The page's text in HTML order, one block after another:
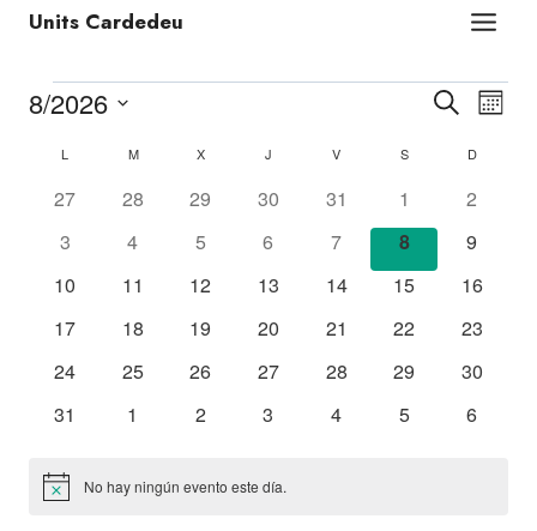
Units Cardedeu
y
vistas
Eventos
BuscarMes
8/2026
fecha.
Calendario
de
Eventos
L M X J V S D
0
27
0
28
0
29
0
30
0
eventos
31
0
eventos
1
0
2
0
3
0
4
0
5
0
6
0
eventos
7
0
eventos
8
0
9
0
10
0
11
0
12
0
13
0
14
0
15
0
16
0
17
0
18
0
19
0
20
0
21
0
22
0
23
0
24
0
25
0
26
0
27
0
28
0
29
0
30
0
31
0
1
0
2
0
3
0
4
0
5
0
6
Aviso No hay ningún evento este día.